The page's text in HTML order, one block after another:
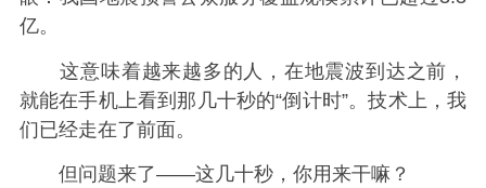
亿。
这意味着越来越多的人，在地震波到达之前，
就能在手机上看到那几十秒的“倒计时”。技术上，我
们已经走在了前面。
但问题来了——这几十秒，你用来干嘛？